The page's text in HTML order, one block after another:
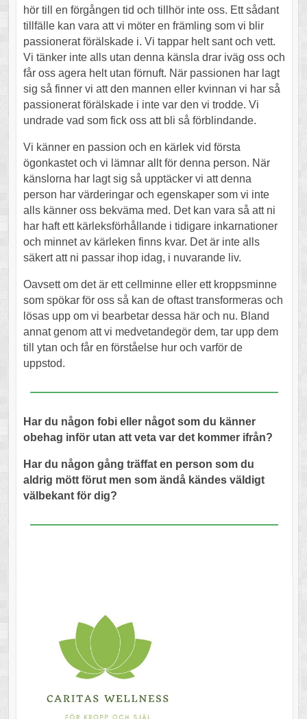
hör till en förgången tid och tillhör inte oss. Ett sådant
tillfälle kan vara att vi möter en främling som vi blir
passionerat förälskade i. Vi tappar helt sant och vett.
Vi tänker inte alls utan denna känsla drar iväg oss och
får oss agera helt utan förnuft. När passionen har lagt
sig så finner vi att den mannen eller kvinnan vi har så
passionerat förälskade i inte var den vi trodde. Vi
undrade vad som fick oss att bli så förblindande.
Vi känner en passion och en kärlek vid första
ögonkastet och vi lämnar allt för denna person. När
känslorna har lagt sig så upptäcker vi att denna
person har värderingar och egenskaper som vi inte
alls känner oss bekväma med. Det kan vara så att ni
har haft ett kärleksförhållande i tidigare inkarnationer
och minnet av kärleken finns kvar. Det är inte alls
säkert att ni passar ihop idag, i nuvarande liv.
Oavsett om det är ett cellminne eller ett kroppsminne
som spökar för oss så kan de oftast transformeras och
lösas upp om vi bearbetar dessa här och nu. Bland
annat genom att vi medvetandegör dem, tar upp dem
till ytan och får en förståelse hur och varför de
uppstod.
Har du någon fobi eller något som du känner
obehag inför utan att veta var det kommer ifrån?
Har du någon gång träffat en person som du
aldrig mött förut men som ändå kändes väldigt
välbekant för dig?